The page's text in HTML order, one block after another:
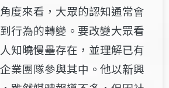
度來看，大眾的認知通常會
行為的轉變。要改變大眾看
知曉慢壘存在，並理解已有
業團隊參與其中。他以新興